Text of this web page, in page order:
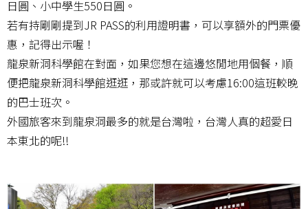
日圓、小中學生550日圓。
若有持剛剛提到JR PASS的利用證明書，可以享額外的門票優
惠，記得出示喔！
龍泉新洞科學館在對面，如果您想在這邊悠閒地用個餐，順
便把龍泉新洞科學館逛逛，那或許就可以考慮16:00這班較晚
的巴士班次。
外國旅客來到龍泉洞最多的就是台灣啦，台灣人真的超愛日
本東北的呢!!